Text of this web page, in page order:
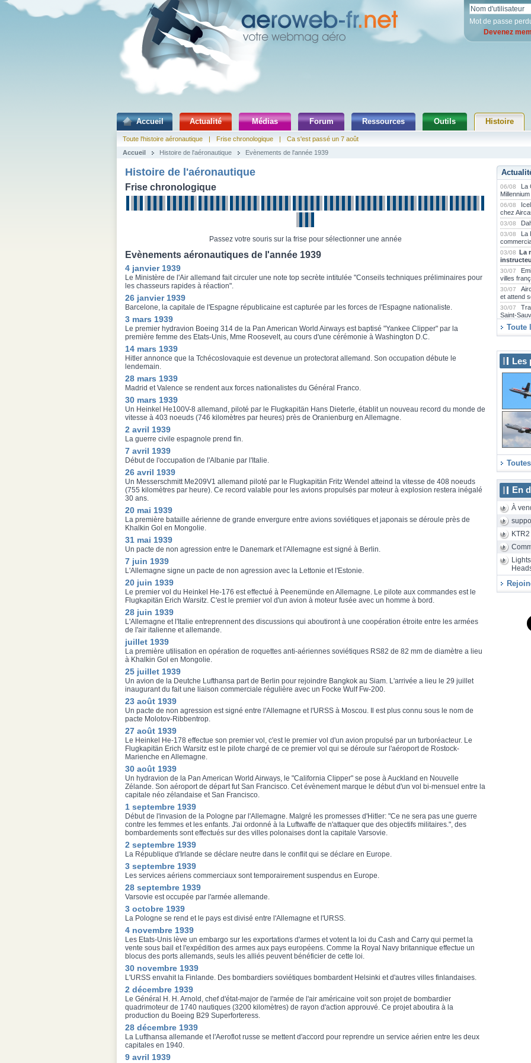
Mot de passe
Devenez
Accueil Actualité Médias Forum Ressources Outils Histoire
Toute l'histoire aéronautique | Frise chronologique |
Ca s'est passé un 7 août
Accueil
Histoire de l'aéronautique Evènements de l'année 1939
Histoire de l'aéronautique
Frise chronologique
Passez votre souris sur la frise pour sélectionner une année
Evènements aéronautiques de l'année 1939
4 janvier 1939
Le Ministère de l'Air allemand fait circuler une note top secrète intitulée "Conseils techniques préliminaires pour
les chasseurs rapides à réaction".
26 janvier 1939
Barcelone, la capitale de l'Espagne républicaine est capturée par les forces de l'Espagne nationaliste.
3 mars 1939
Le premier hydravion Boeing 314 de la Pan American World Airways est baptisé "Yankee Clipper" par la
première femme des Etats-Unis, Mme Roosevelt, au cours d'une cérémonie à Washington D.C.
14 mars 1939
Hitler annonce que la Tchécoslovaquie est devenue un protectorat allemand. Son occupation débute le
lendemain.
28 mars 1939
Madrid et Valence se rendent aux forces nationalistes du Général Franco.
30 mars 1939
Un Heinkel He100V-8 allemand, piloté par le Flugkapitän Hans Dieterle, établit un nouveau record du monde de
vitesse à 403 noeuds (746 kilomètres par heures) près de Oranienburg en Allemagne.
2 avril 1939
La guerre civile espagnole prend fin.
7 avril 1939
Début de l'occupation de l'Albanie par l'Italie.
26 avril 1939
Un Messerschmitt Me209V1 allemand piloté par le Flugkapitän Fritz Wendel atteind la vitesse de 408 noeuds
(755 kilomètres par heure). Ce record valable pour les avions propulsés par moteur à explosion restera inégalé
30 ans.
20 mai 1939
La première bataille aérienne de grande envergure entre avions soviétiques et japonais se déroule près de
Khalkin Gol en Mongolie.
31 mai 1939
Un pacte de non agression entre le Danemark et l'Allemagne est signé à Berlin.
7 juin 1939
L'Allemagne signe un pacte de non agression avec la Lettonie et l'Estonie.
20 juin 1939
Le premier vol du Heinkel He-176 est effectué à Peenemünde en Allemagne. Le pilote aux commandes est le
Flugkapitän Erich Warsitz. C'est le premier vol d'un avion à moteur fusée avec un homme à bord.
28 juin 1939
L'Allemagne et l'Italie entreprennent des discussions qui aboutiront à une coopération étroite entre les armées
de l'air italienne et allemande.
juillet 1939
La première utilisation en opération de roquettes anti-aériennes soviétiques RS82 de 82 mm de diamètre a lieu
à Khalkin Gol en Mongolie.
25 juillet 1939
Un avion de la Deutche Lufthansa part de Berlin pour rejoindre Bangkok au Siam. L'arrivée a lieu le 29 juillet
inaugurant du fait une liaison commerciale régulière avec un Focke Wulf Fw-200.
23 août 1939
Un pacte de non agression est signé entre l'Allemagne et l'URSS à Moscou. Il est plus connu sous le nom de
pacte Molotov-Ribbentrop.
27 août 1939
Le Heinkel He-178 effectue son premier vol, c'est le premier vol d'un avion propulsé par un turboréacteur. Le
Flugkapitän Erich Warsitz est le pilote chargé de ce premier vol qui se déroule sur l'aéroport de Rostock-
Marienche en Allemagne.
30 août 1939
Un hydravion de la Pan American World Airways, le "California Clipper" se pose à Auckland en Nouvelle
Zélande. Son aéroport de départ fut San Francisco. Cet évènement marque le début d'un vol bi-mensuel entre la
capitale néo zélandaise et San Francisco.
1 septembre 1939
Début de l'invasion de la Pologne par l'Allemagne. Malgré les promesses d'Hitler: "Ce ne sera pas une guerre
contre les femmes et les enfants. J'ai ordonné à la Luftwaffe de n'attaquer que des objectifs militaires.", des
bombardements sont effectués sur des villes polonaises dont la capitale Varsovie.
2 septembre 1939
La République d'Irlande se déclare neutre dans le conflit qui se déclare en Europe.
3 septembre 1939
Les services aériens commerciaux sont temporairement suspendus en Europe.
28 septembre 1939
Varsovie est occupée par l'armée allemande.
3 octobre 1939
La Pologne se rend et le pays est divisé entre l'Allemagne et l'URSS.
4 novembre 1939
Les Etats-Unis lève un embargo sur les exportations d'armes et votent la loi du Cash and Carry qui permet la
vente sous bail et l'expédition des armes aux pays européens. Comme la Royal Navy britannique effectue un
blocus des ports allemands, seuls les alliés peuvent bénéficier de cette loi.
30 novembre 1939
L'URSS envahit la Finlande. Des bombardiers soviétiques bombardent Helsinki et d'autres villes finlandaises.
2 décembre 1939
Le Général H. H. Arnold, chef d'état-major de l'armée de l'air américaine voit son projet de bombardier
quadrimoteur de 1740 nautiques (3200 kilomètres) de rayon d'action approuvé. Ce projet aboutira à la
production du Boeing B29 Superforteress.
28 décembre 1939
La Lufthansa allemande et l'Aeroflot russe se mettent d'accord pour reprendre un service aérien entre les deux
capitales en 1940.
9 avril 1939
06/08
La
Millennium
06/08
chez
03/08
03/08
La
03/08 La
30/07
villes
30/07
et attend
30/07
Saint-
30/07
collection
29/07 La
2000D
Praetor
29/07 Air
E175 neuf
29/07 Air
28/07 Le
Aeroscopia
28/07 Le
Sunrise
de 24
28/07
28/07
cet hiver
28/07
Toute
Les
En
À
KTR2